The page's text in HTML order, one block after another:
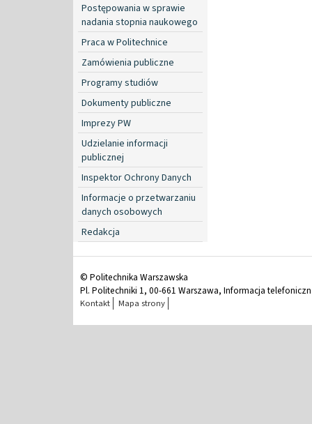
Postępowania w sprawie
nadania stopnia naukowego
Praca w Politechnice
Zamówienia publiczne
Programy studiów
Dokumenty publiczne
Imprezy PW
Udzielanie informacji
publicznej
Inspektor Ochrony Danych
Informacje o przetwarzaniu
danych osobowych
Redakcja
© Politechnika Warszawska
Pl. Politechniki 1, 00-661 Warszawa, Informacja
Kontakt Mapa strony